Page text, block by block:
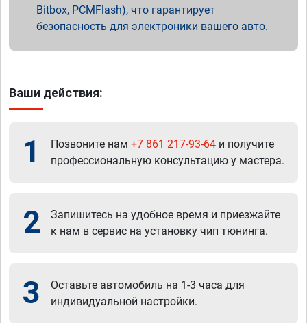
Bitbox, PCMFlash), что гарантирует
безопасность для электроники вашего авто.
Ваши действия:
1 Позвоните нам +7 861 217-93-64 и получите
профессиональную консультацию у мастера.
2
Запишитесь на удобное время и приезжайте
к нам в сервис на установку чип тюнинга.
3
Оставьте автомобиль на 1-3 часа для
индивидуальной настройки.